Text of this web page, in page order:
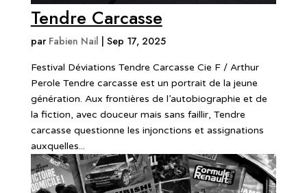
Tendre Carcasse
par Fabien Nail | Sep 17, 2025
Festival Déviations Tendre Carcasse Cie F / Arthur
Perole Tendre carcasse est un portrait de la jeune
génération. Aux frontières de l’autobiographie et de
la fiction, avec douceur mais sans faillir, Tendre
carcasse questionne les injonctions et assignations
auxquelles...